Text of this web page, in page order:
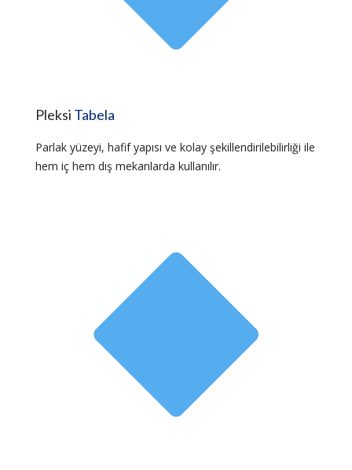
Pleksi Tabela
Parlak yüzeyi, hafif yapısı ve kolay şekillendirilebilirliği ile
hem iç hem dış mekanlarda kullanılır.